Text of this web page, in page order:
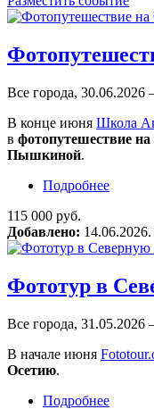
Все города,
В конце июня Школа
в фотопутешествие
Пышкиной.
Подробнее
115 000 руб.
Добавлено: 14.06.2026.
Фототур в
Все города,
В начале июня
Осетию.
Подробнее